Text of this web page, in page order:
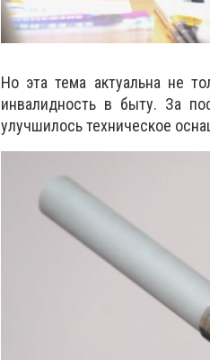
Но эта тема актуальна не
инвалидность в быту. За
улучшилось техническое